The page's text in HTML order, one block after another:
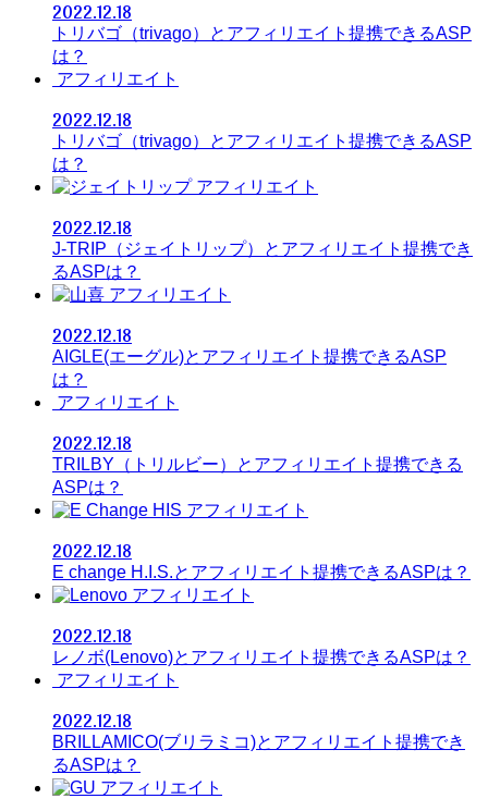
2022.12.18
トリバゴ（trivago）とアフィリエイト提携できるASP
は？
アフィリエイト
2022.12.18
トリバゴ（trivago）とアフィリエイト提携できるASP
は？
アフィリエイト
2022.12.18
J-TRIP（ジェイトリップ）とアフィリエイト提携でき
るASPは？
アフィリエイト
2022.12.18
AIGLE(エーグル)とアフィリエイト提携できるASP
は？
アフィリエイト
2022.12.18
TRILBY（トリルビー）とアフィリエイト提携できる
ASPは？
アフィリエイト
2022.12.18
E change H.I.S.とアフィリエイト提携できるASPは？
アフィリエイト
2022.12.18
レノボ(Lenovo)とアフィリエイト提携できるASPは？
アフィリエイト
2022.12.18
BRILLAMICO(ブリラミコ)とアフィリエイト提携でき
るASPは？
アフィリエイト